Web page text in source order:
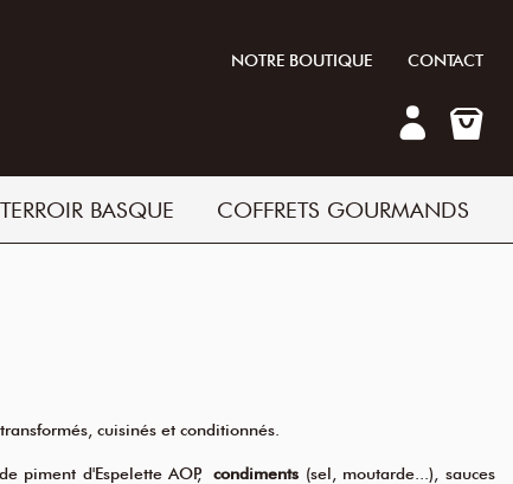
NOTRE BOUTIQUE CONTACT
BASQUE COFFRETS GOURMANDS
cuisinés et conditionnés.
piment d'Espelette AOP,condiments (sel, moutarde...), sauces